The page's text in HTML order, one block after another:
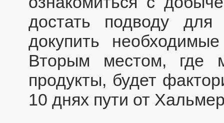
достать подводу
докупить
Вторым местом, где
продукты, будет
10 днях пути от